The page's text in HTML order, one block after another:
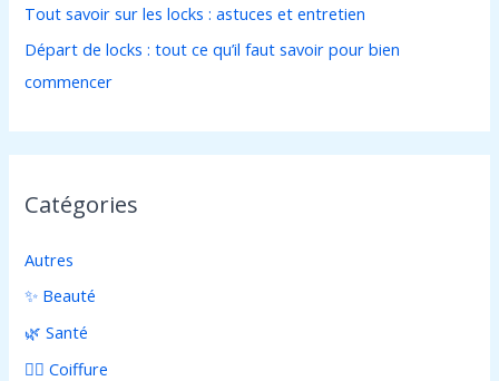
Tout savoir sur les locks : astuces et entretien
Départ de locks : tout ce qu’il faut savoir pour bien
commencer
Catégories
Autres
✨ Beauté
🌿 Santé
💇‍♀️ Coiffure